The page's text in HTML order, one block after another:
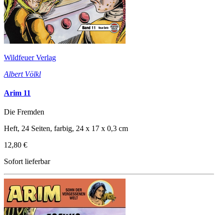
Wildfeuer Verlag
Albert Völkl
Arim 11
Die Fremden
Heft, 24 Seiten, farbig, 24 x 17 x 0,3 cm
12,80 €
Sofort lieferbar